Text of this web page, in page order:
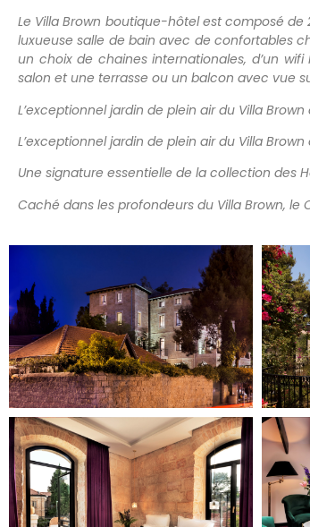
Le Villa Brown boutique-hôtel est composé
luxueuse salle de bain avec de confortables
un choix de chaines internationales, d’un
salon et une terrasse ou un balcon avec vue
L’exceptionnel jardin de plein air du Villa
L’exceptionnel jardin de plein air du Villa
Une signature essentielle de la collection des
Caché dans les profondeurs du Villa Brown, le